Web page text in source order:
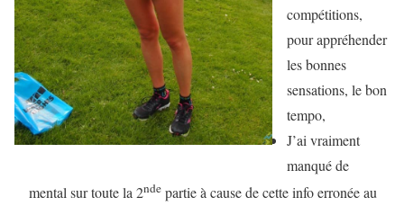
compétitions,
pour appréhender
les bonnes
sensations, le bon
tempo,
J’ai vraiment
manqué de
mental sur toute la 2nde partie à cause de cette info erronée au